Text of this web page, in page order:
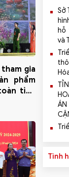
gia
phẩm
tỉnh
Sở
hỗ
và
ÁN
Tình